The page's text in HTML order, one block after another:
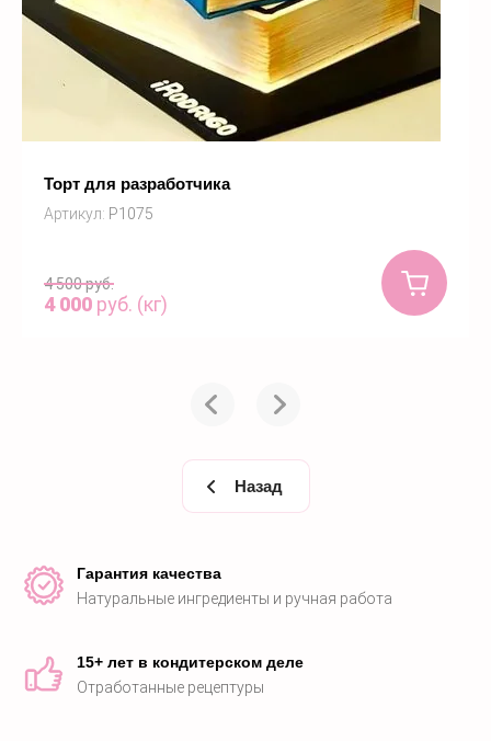
Торт для разработчика
Артикул: P1075
4 500руб.
4 000 руб. (кг)
Назад
Гарантия качества
Натуральные ингредиенты и ручная работа
15+ лет в кондитерском деле
Отработанные рецептуры